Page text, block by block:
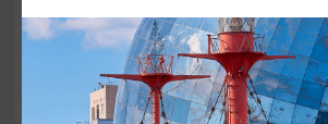
Хутор СчастЛивенское
Краснознаменск